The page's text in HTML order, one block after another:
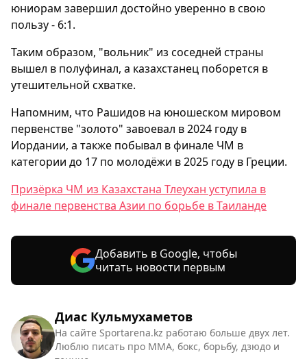
Диас Кульмухаметов
На сайте Sportarena.kz работаю больше двух лет.
Люблю писать про ММА, бокс, борьбу, дзюдо и
юниорам завершил достойно уверенно в свою
пользу - 6:1.
Таким образом, "вольник" из соседней страны
вышел в полуфинал, а казахстанец поборется в
утешительной схватке.
Напомним, что Рашидов на юношеском мировом
первенстве "золото" завоевал в 2024 году в
Иордании, а также побывал в финале ЧМ в
категории до 17 по молодёжи в 2025 году в Греции.
Призёрка ЧМ из Казахстана Тлеухан уступила в
финале первенства Азии по борьбе в Таиланде
Добавить в Google, чтобы
читать новости первым